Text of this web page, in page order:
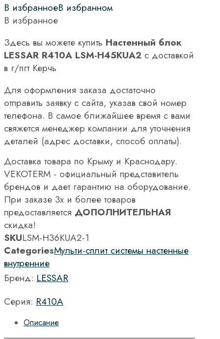
В избранноеВ избранном
В избранное
Здесь вы можете купить Настенный блок
LESSAR R410A LSM-H45KUA2 с доставкой
в г/пгт Керчь
Для оформления заказа достаточно
отправить заявку с сайта, указав свой номер
телефона. В самое ближайшее время с вами
свяжется менеджер компании для уточнения
деталей (адрес доставки, способ оплаты).
Доставка товара по Крыму и Краснодару.
VEKOTERM - официальный представитель
брендов и дает гарантию на оборудование.
При заказе 3х и более товаров
предоставляется ДОПОЛНИТЕЛЬНАЯ
скидка!
SKULSM-H36KUA2-1
CategoriesМульти-сплит системы настенные
внутренние
Бренд: LESSAR
Серия: R410A
Описание